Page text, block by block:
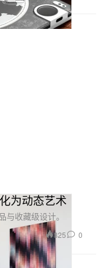
为动态艺术
收藏级设计。
825 0